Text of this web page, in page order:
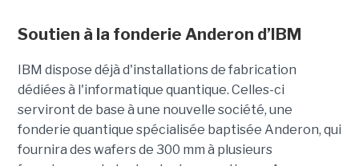
Soutien à la fonderie Anderon d’IBM
IBM dispose déjà d'installations de fabrication
dédiées à l'informatique quantique. Celles-ci
serviront de base à une nouvelle société, une
fonderie quantique spécialisée baptisée Anderon, qui
fournira des wafers de 300 mm à plusieurs